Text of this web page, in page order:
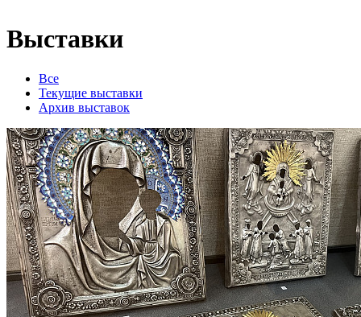
Выставки
Все
Текущие выставки
Архив выставок